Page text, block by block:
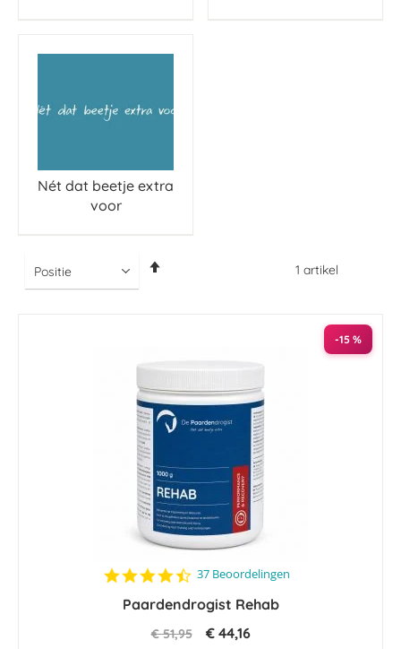
Nét dat beetje extra
voor
1 artikel
-15 %
4.7
rating
37 Beoordelingen
Paardendrogist Rehab
€ 51,95 € 44,16